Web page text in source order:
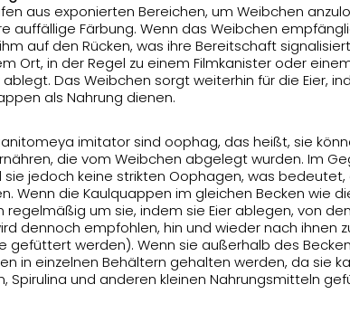
aus exponierten Bereichen, um Weibchen
auffällige Färbung. Wenn das Weibchen
auf den Rücken, was ihre Bereitschaft
Ort, in der Regel zu einem Filmkanister oder
ablegt. Das Weibchen sorgt weiterhin für die Eier,
als Nahrung dienen.
imitator sind oophag, das heißt, sie
die vom Weibchen abgelegt wurden. Im
jedoch keine strikten Oophagen, was
Wenn die Kaulquappen im gleichen Becken wie
regelmäßig um sie, indem sie Eier ablegen, von
dennoch empfohlen, hin und wieder nach ihnen
gefüttert werden). Wenn sie außerhalb des
in einzelnen Behältern gehalten werden, da sie
Spirulina und anderen kleinen Nahrungsmitteln